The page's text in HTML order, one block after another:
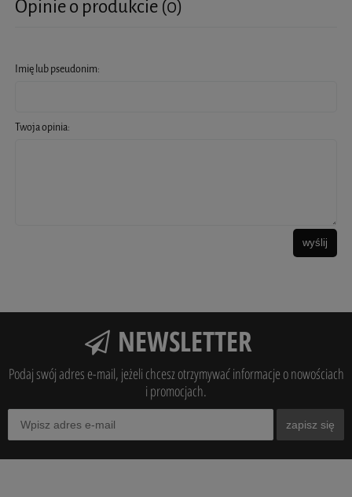
Opinie o produkcie (0)
Imię lub pseudonim:
Twoja opinia:
wyślij
NEWSLETTER
Podaj swój adres e-mail, jeżeli chcesz otrzymywać informacje o nowościach
i promocjach.
zapisz się